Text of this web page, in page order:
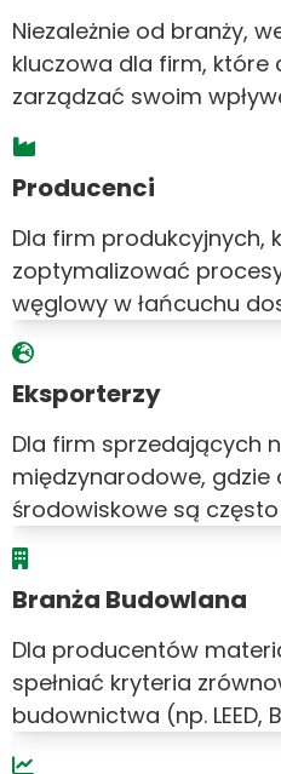
Niezależnie od branży,
kluczowa dla firm, które
zarządzać swoim
Producenci
Dla firm produkcyjnych,
zoptymalizować
węglowy w łańcuchu
Eksporterzy
Dla firm sprzedających
międzynarodowe, gdzie
środowiskowe są
Branża Budowlana
Dla producentów
spełniać kryteria
budownictwa (np. LEED,